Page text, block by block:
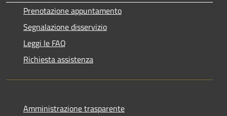
Prenotazione appuntamento
Segnalazione disservizio
Leggi le FAQ
Richiesta assistenza
Amministrazione trasparente